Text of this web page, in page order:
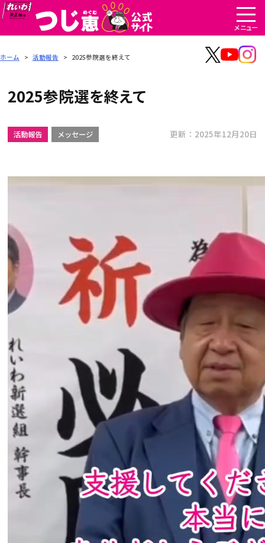
ホーム > 活動報告 > 2025参院選を終えて
2025参院選を終えて
活動報告 メッセージ 更新：2025年12月20日